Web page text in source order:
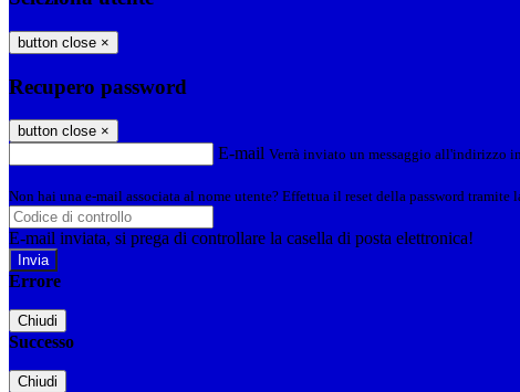
button close ×
Recupero password
button close ×
E-mail Verrà inviato un messaggio all'indirizzo
Non hai una e-mail associata al nome utente? Effettua il reset della password tramite
E-mail inviata, si prega di controllare la casella di posta elettronica!
Errore
Chiudi
Successo
Chiudi